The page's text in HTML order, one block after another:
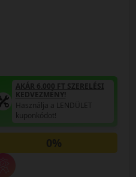
AKÁR 6.000 FT SZERELÉSI
KEDVEZMÉNY!
Használja a LENDÜLET
kuponkódot!
0%